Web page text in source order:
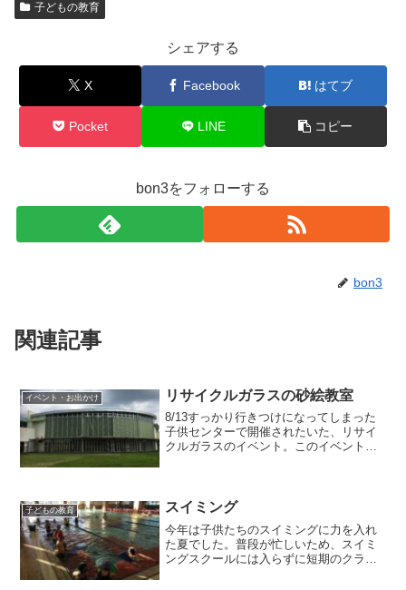
子どもの教育
シェアする
X Facebook はてブ
Pocket LINE コピー
bon3をフォローする
bon3
関連記事
イベント・お出かけ リサイクルガラスの砂絵教室
8/13すっかり行きつけになってしまった
子供センターで開催されたいた、リサイ
クルガラスのイベント。このイベントも
でした。加工したリサ...
子どもの教育 スイミング
今年は子供たちのスイミングに力を入れ
た夏でした。普段が忙しいため、スイミ
ングスクールには入らずに短期のクラス